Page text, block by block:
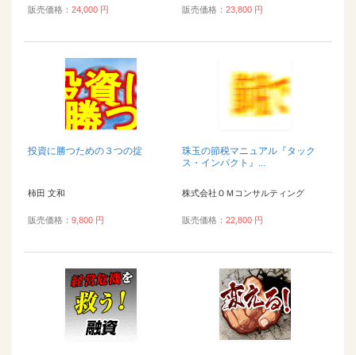
販売価格： 24,000 円 販売価格： 23,800 円
投資に勝つための３つの掟
柿田 文和
販売価格： 9,800 円
珠玉の節税マニュアル『タック
ス・インパクト』...
株式会社ＯＭコンサルティング
販売価格： 22,800 円